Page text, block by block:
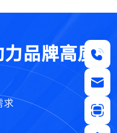
品牌高质
求